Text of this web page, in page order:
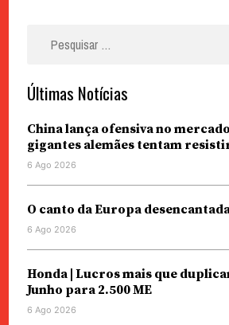
Últimas Notícias
China lança ofensiva no
gigantes alemães tentam
6 Ago 2026
O canto da Europa
6 Ago 2026
Honda | Lucros mais que
Junho para 2.500 ME
6 Ago 2026